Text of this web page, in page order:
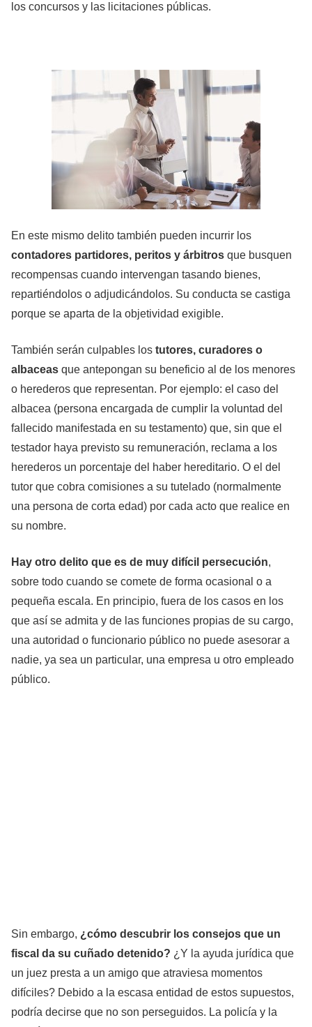
los concursos y las licitaciones públicas.
En este mismo delito también pueden incurrir los
contadores partidores, peritos y árbitros que busquen
recompensas cuando intervengan tasando bienes,
repartiéndolos o adjudicándolos. Su conducta se castiga
porque se aparta de la objetividad exigible.
También serán culpables los tutores, curadores o
albaceas que antepongan su beneficio al de los menores
o herederos que representan. Por ejemplo: el caso del
albacea (persona encargada de cumplir la voluntad del
fallecido manifestada en su testamento) que, sin que el
testador haya previsto su remuneración, reclama a los
herederos un porcentaje del haber hereditario. O el del
tutor que cobra comisiones a su tutelado (normalmente
una persona de corta edad) por cada acto que realice en
su nombre.
Hay otro delito que es de muy difícil persecución,
sobre todo cuando se comete de forma ocasional o a
pequeña escala. En principio, fuera de los casos en los
que así se admita y de las funciones propias de su cargo,
una autoridad o funcionario público no puede asesorar a
nadie, ya sea un particular, una empresa u otro empleado
público.
Sin embargo, ¿cómo descubrir los consejos que un
fiscal da su cuñado detenido? ¿Y la ayuda jurídica que
un juez presta a un amigo que atraviesa momentos
difíciles? Debido a la escasa entidad de estos supuestos,
podría decirse que no son perseguidos. La policía y la